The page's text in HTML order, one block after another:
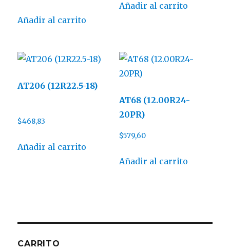
Añadir al carrito
Añadir al carrito
AT206 (12R22.5-18)
$468,83
Añadir al carrito
AT68 (12.00R24-
20PR)
$579,60
Añadir al carrito
CARRITO